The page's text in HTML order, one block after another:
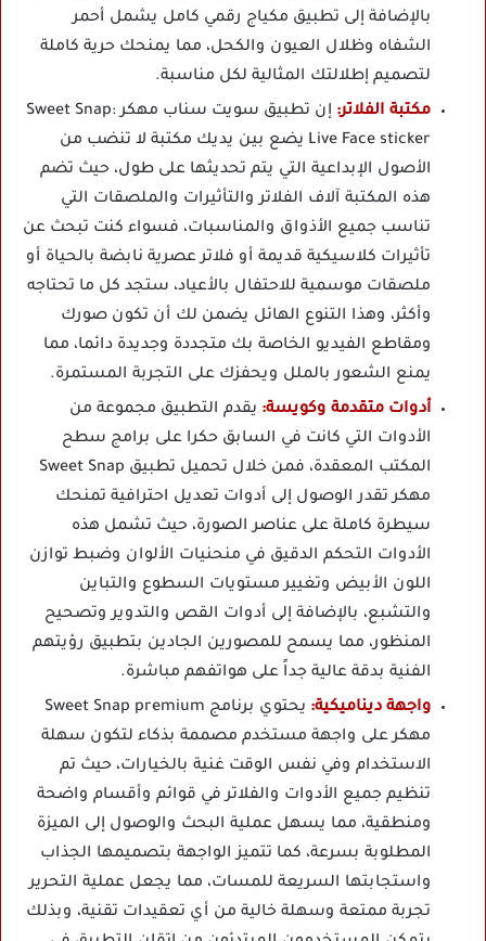
بالإضافة إلى تطبيق مكياج رقمي كامل يشمل أحمر
الشفاه وظلال العيون والكحل، مما يمنحك حرية كاملة
لتصميم إطلالتك المثالية لكل مناسبة.
مكتبة الفلاتر:
إن تطبيق سويت سناب مهكر Sweet Snap:
Live Face sticker يضع بين يديك مكتبة لا تنضب من
الأصول الإبداعية التي يتم تحديثها على طول، حيث تضم
هذه المكتبة آلاف الفلاتر والتأثيرات والملصقات التي
تناسب جميع الأذواق والمناسبات، فسواء كنت تبحث عن
تأثيرات كلاسيكية قديمة أو فلاتر عصرية نابضة بالحياة أو
ملصقات موسمية للاحتفال بالأعياد، ستجد كل ما تحتاجه
وأكثر، وهذا التنوع الهائل يضمن لك أن تكون صورك
ومقاطع الفيديو الخاصة بك متجددة وجديدة دائما، مما
يمنع الشعور بالملل ويحفزك على التجربة المستمرة.
أدوات متقدمة وكويسة: يقدم التطبيق مجموعة من
الأدوات التي كانت في السابق حكرا على برامج سطح
المكتب المعقدة، فمن خلال تحميل تطبيق Sweet Snap
مهكر تقدر الوصول إلى أدوات تعديل احترافية تمنحك
سيطرة كاملة على عناصر الصورة، حيث تشمل هذه
الأدوات التحكم الدقيق في منحنيات الألوان وضبط توازن
اللون الأبيض وتغيير مستويات السطوع والتباين
والتشبع، بالإضافة إلى أدوات القص والتدوير وتصحيح
المنظور، مما يسمح للمصورين الجادين بتطبيق رؤيتهم
الفنية بدقة عالية جداً على هواتفهم مباشرة.
واجهة ديناميكية:
يحتوي برنامج Sweet Snap premium
مهكر على واجهة مستخدم مصممة بذكاء لتكون سهلة
الاستخدام وفي نفس الوقت غنية بالخيارات، حيث تم
تنظيم جميع الأدوات والفلاتر في قوائم وأقسام واضحة
ومنطقية، مما يسهل عملية البحث والوصول إلى الميزة
المطلوبة بسرعة، كما تتميز الواجهة بتصميمها الجذاب
واستجابتها السريعة للمسات، مما يجعل عملية التحرير
تجربة ممتعة وسهلة خالية من أي تعقيدات تقنية، وبذلك